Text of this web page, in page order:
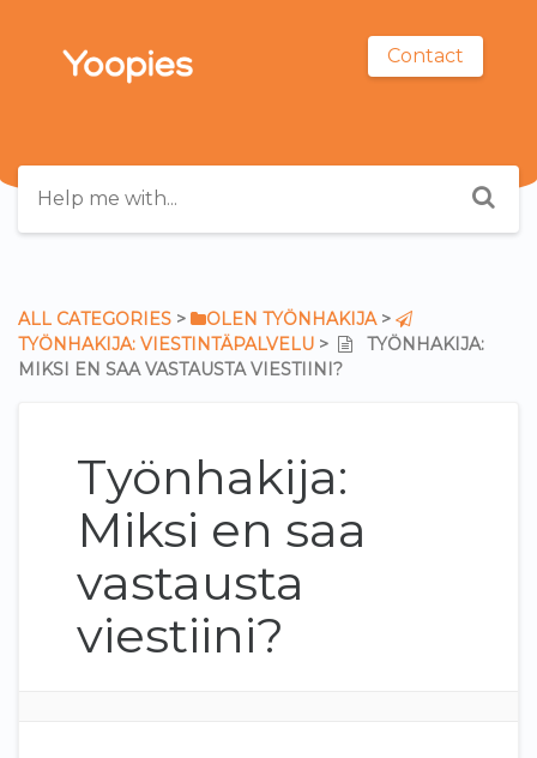
Contact
ALL CATEGORIES ​ > ​ ​OLEN TYÖNHAKIJA​ > ​
TYÖNHAKIJA: VIESTINTÄPALVELU ​ > ​
TYÖNHAKIJA:
MIKSI EN SAA VASTAUSTA VIESTIINI?
Työnhakija:
Miksi en saa
vastausta
viestiini?